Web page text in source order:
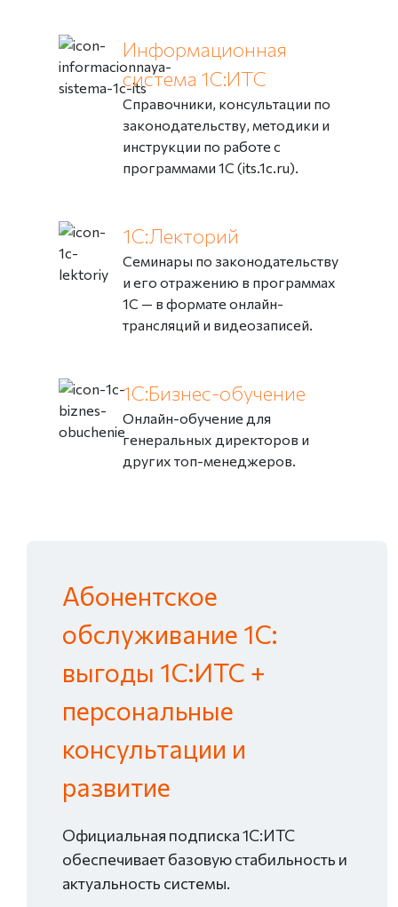
Информационная
система 1С:ИТС
Справочники, консультации по
законодательству, методики и
инструкции по работе с
программами 1С (its.1c.ru).
1С:Лекторий
Семинары по законодательству
и его отражению в программах
1С — в формате онлайн-
трансляций и видеозаписей.
1С:Бизнес-обучение
Онлайн-обучение для
генеральных директоров и
других топ-менеджеров.
Абонентское
обслуживание 1С:
выгоды 1С:ИТС +
персональные
консультации и
развитие
Официальная подписка 1С:ИТС
обеспечивает базовую стабильность и
актуальность системы.